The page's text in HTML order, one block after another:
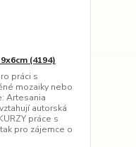
(4194)
práci s
mozaiky nebo
Artesania
autorská
práce s
pro zájemce o